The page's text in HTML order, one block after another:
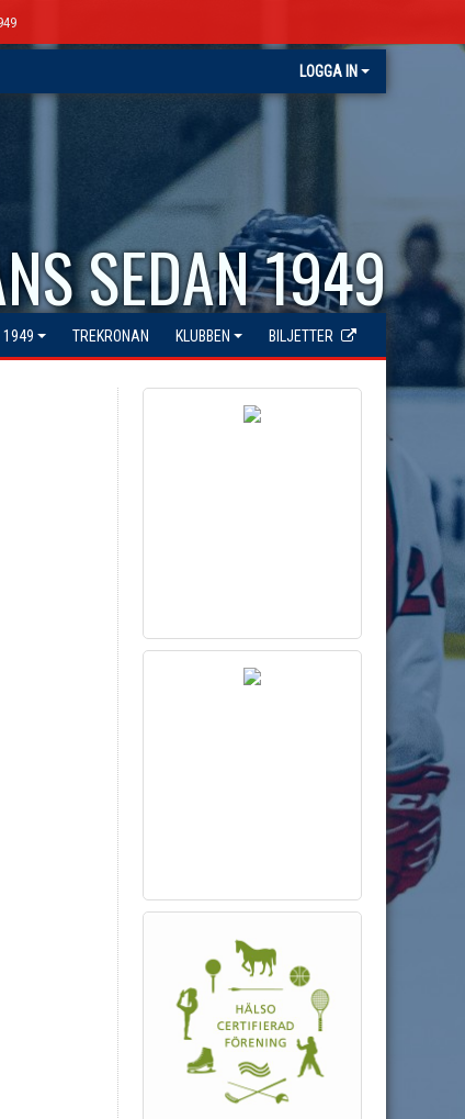
LOGGA IN
SEDAN 1949
1949 TREKRONAN KLUBBEN BILJETTER